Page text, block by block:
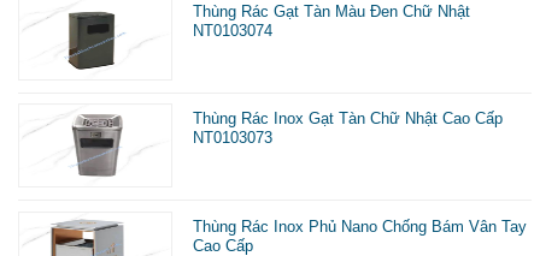
Thùng Rác Gạt Tàn Màu Đen Chữ Nhật
NT0103074
Thùng Rác Inox Gạt Tàn Chữ Nhật Cao Cấp
NT0103073
Thùng Rác Inox Phủ Nano Chống Bám Vân Tay
Cao Cấp